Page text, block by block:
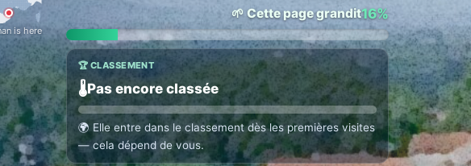
is here
🌱 Cette page grandit16%
🏆 CLASSEMENT
🌡️Pas encore classée
🌍 Elle entre dans le classement dès les premières visites
— cela dépend de vous.